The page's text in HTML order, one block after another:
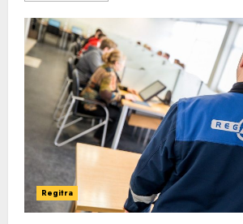
Regitra